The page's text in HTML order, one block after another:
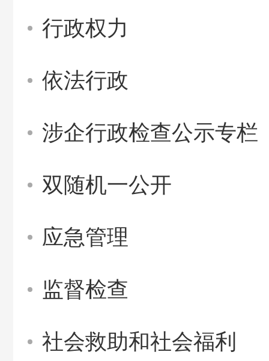
行政权力
依法行政
涉企行政检查公示专栏
双随机一公开
应急管理
监督检查
社会救助和社会福利